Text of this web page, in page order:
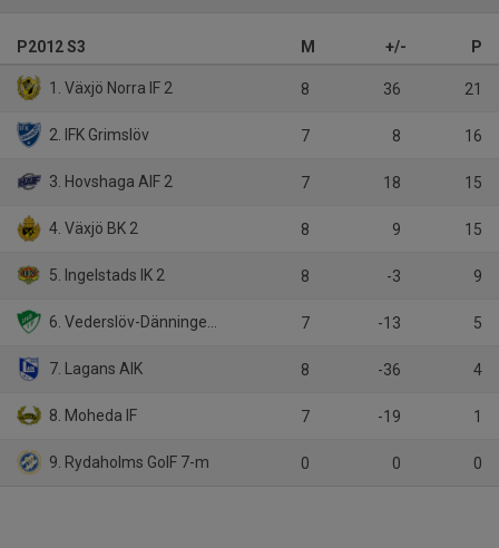
P2012 S3 M +/- P
1. Växjö Norra IF 2 8 36 21
2. IFK Grimslöv 7 8 16
3. Hovshaga AIF 2 7 18 15
4. Växjö BK 2 8 9 15
5. Ingelstads IK 2 8 -3 9
6. Vederslöv-Dänningelanda IF 7 -13 5
7. Lagans AIK 8 -36 4
8. Moheda IF 7 -19 1
9. Rydaholms GoIF 7-m 0 0 0